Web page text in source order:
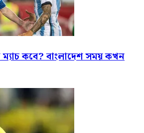
ম্যাচ কবে? বাংলাদেশ সময় কখন